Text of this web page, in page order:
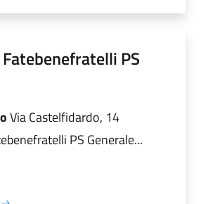
PS
Via Castelfidardo, 14
PS Generale...